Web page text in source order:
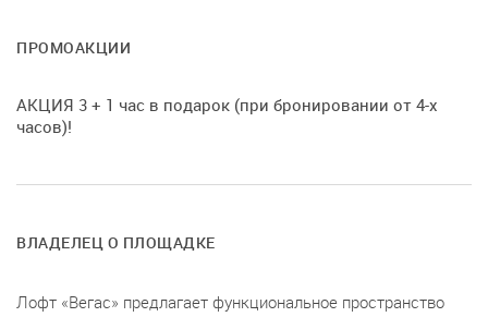
ПРОМОАКЦИИ
АКЦИЯ 3 + 1 час в подарок (при бронировании от 4-х
часов)!
ВЛАДЕЛЕЦ О ПЛОЩАДКЕ
Лофт «Вегас» предлагает функциональное пространство